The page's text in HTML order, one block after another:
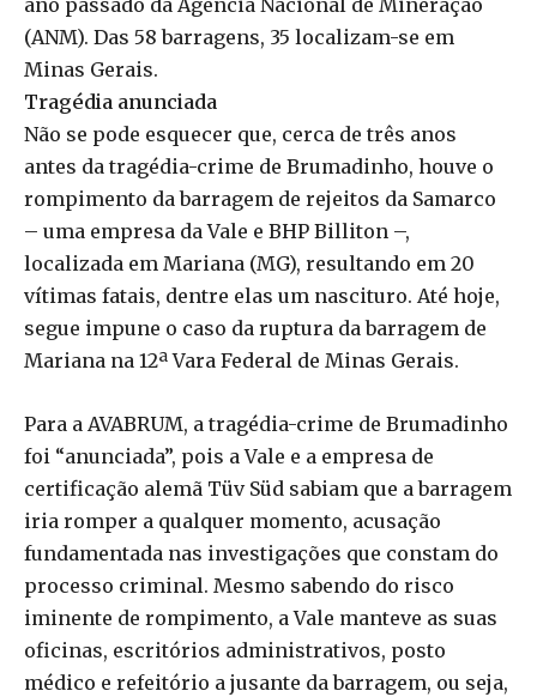
(ANM). Das 58 barragens, 35 localizam-se em
Minas Gerais.
Tragédia anunciada
Não se pode esquecer que, cerca de três anos
antes da tragédia-crime de Brumadinho, houve o
rompimento da barragem de rejeitos da Samarco
– uma empresa da Vale e BHP Billiton –,
localizada em Mariana (MG), resultando em 20
vítimas fatais, dentre elas um nascituro. Até hoje,
segue impune o caso da ruptura da barragem de
Mariana na 12ª Vara Federal de Minas Gerais.
Para a AVABRUM, a tragédia-crime de Brumadinho
foi “anunciada”, pois a Vale e a empresa de
certificação alemã Tüv Süd sabiam que a barragem
iria romper a qualquer momento, acusação
fundamentada nas investigações que constam do
processo criminal. Mesmo sabendo do risco
iminente de rompimento, a Vale manteve as suas
oficinas, escritórios administrativos, posto
médico e refeitório a jusante da barragem, ou seja,